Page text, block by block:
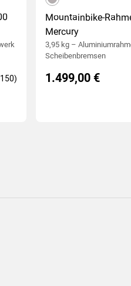
Mountainbike-
Mercury
3,95 kg –
Scheibenbremsen
1.499,00 €